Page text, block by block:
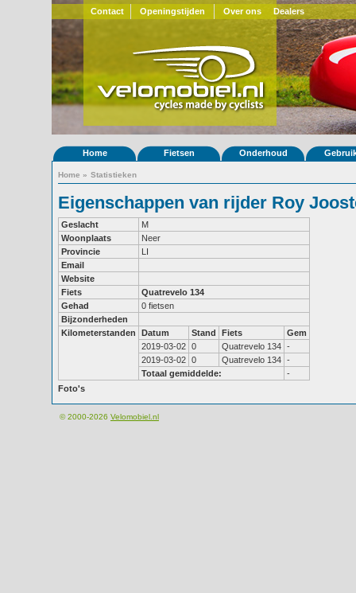
Contact Openingstijden Over ons Dealers
Home Fietsen Onderhoud
Home » Statistieken
Eigenschappen van rijder Roy
Geslacht
M
Woonplaats
Neer
Provincie
LI
Email
Website
Fiets
Quatrevelo 134
Gehad
0 fietsen
Bijzonderheden
Kilometerstanden
Datum Stand Fiets
Gem
2019-03-02 0 Quatrevelo 134 -
2019-03-02 0 Quatrevelo 134 -
Totaal gemiddelde:
-
Foto's
© 2000-2026 Velomobiel.nl